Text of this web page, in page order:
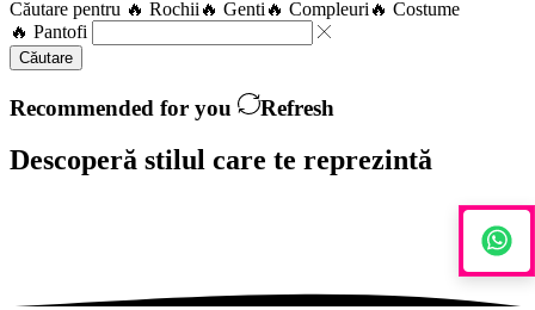
Căutare pentru 🔥 Rochii 🔥 Genti 🔥 Compleuri 🔥 Costume
🔥 Pantofi
Căutare
Recommended for you Refresh
Descoperă stilul care te reprezintă